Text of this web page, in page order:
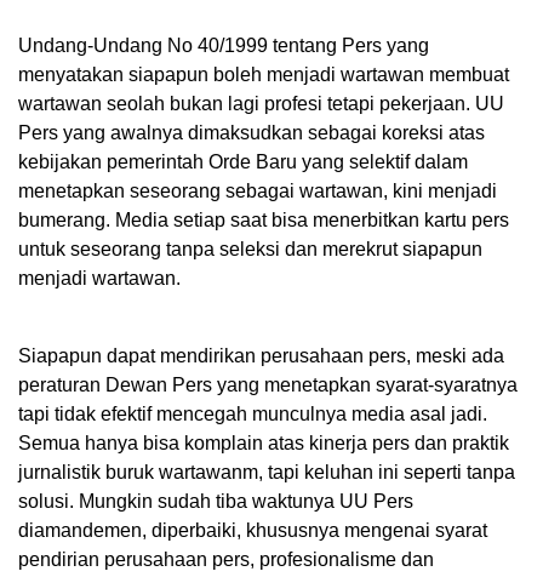
Undang-Undang No 40/1999 tentang Pers yang
menyatakan siapapun boleh menjadi wartawan membuat
wartawan seolah bukan lagi profesi tetapi pekerjaan. UU
Pers yang awalnya dimaksudkan sebagai koreksi atas
kebijakan pemerintah Orde Baru yang selektif dalam
menetapkan seseorang sebagai wartawan, kini menjadi
bumerang. Media setiap saat bisa menerbitkan kartu pers
untuk seseorang tanpa seleksi dan merekrut siapapun
menjadi wartawan.
Siapapun dapat mendirikan perusahaan pers, meski ada
peraturan Dewan Pers yang menetapkan syarat-syaratnya
tapi tidak efektif mencegah munculnya media asal jadi.
Semua hanya bisa komplain atas kinerja pers dan praktik
jurnalistik buruk wartawanm, tapi keluhan ini seperti tanpa
solusi. Mungkin sudah tiba waktunya UU Pers
diamandemen, diperbaiki, khususnya mengenai syarat
pendirian perusahaan pers, profesionalisme dan